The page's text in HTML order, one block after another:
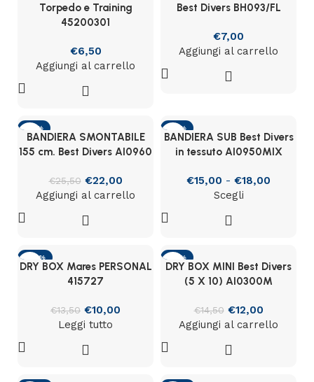
Torpedo e Training
45200301
€6,50
Aggiungi al carrello
Best Divers BH093/FL
€7,00
Aggiungi al carrello
-14%
BANDIERA SMONTABILE
155 cm. Best Divers AI0960
€25,50 €22,00
Aggiungi al carrello
-17%
BANDIERA SUB Best Divers
in tessuto AI0950MIX
€15,00 - €18,00
Scegli
-26%
SOLD OUT
DRY BOX Mares PERSONAL
415727
€13,50 €10,00
Leggi tutto
-17%
DRY BOX MINI Best Divers
(5 X 10) AI0300M
€14,50 €12,00
Aggiungi al carrello